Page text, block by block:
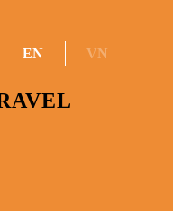
EN VN